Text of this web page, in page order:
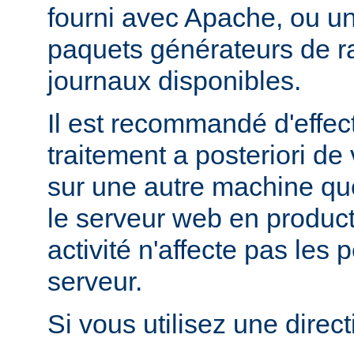
fourni avec Apache, ou
paquets générateurs de
journaux disponibles.
Il est recommandé
traitement a posteriori
sur une autre machine
le serveur web en
activité n'affecte pas les
serveur.
Si vous utilisez une